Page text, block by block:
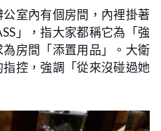
室內有個房間，內裡掛著
」，指大家都稱它為「強
房間「添置用品」。大衛
控，強調「從來沒碰過她